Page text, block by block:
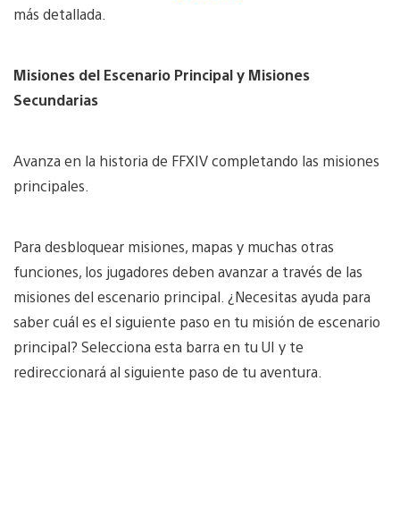
más detallada.
Misiones del Escenario Principal y Misiones
Secundarias
Avanza en la historia de FFXIV completando las misiones
principales.
Para desbloquear misiones, mapas y muchas otras
funciones, los jugadores deben avanzar a través de las
misiones del escenario principal. ¿Necesitas ayuda para
saber cuál es el siguiente paso en tu misión de escenario
principal? Selecciona esta barra en tu UI y te
redireccionará al siguiente paso de tu aventura.